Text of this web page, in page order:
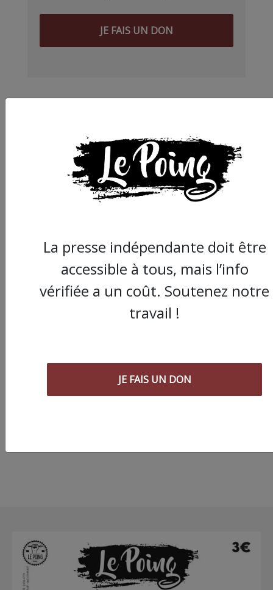
JE FAIS UN DON
ARTICLE SUIVANT :
professionnelle en
retrait» sauf dans les
La presse indépendante doit être
accessible à tous, mais l’info
vérifiée a un coût. Soutenez notre
travail !
JE FAIS UN DON